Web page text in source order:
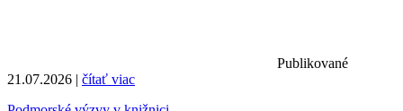
Publikované
21.07.2026 | čítať viac